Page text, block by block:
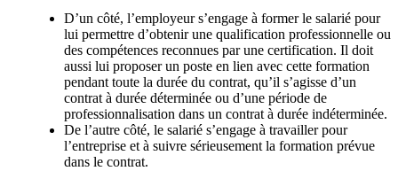
D’un côté, l’employeur s’engage à former le salarié pour
lui permettre d’obtenir une qualification professionnelle ou
des compétences reconnues par une certification. Il doit
aussi lui proposer un poste en lien avec cette formation
pendant toute la durée du contrat, qu’il s’agisse d’un
contrat à durée déterminée ou d’une période de
professionnalisation dans un contrat à durée indéterminée.
De l’autre côté, le salarié s’engage à travailler pour
l’entreprise et à suivre sérieusement la formation prévue
dans le contrat.